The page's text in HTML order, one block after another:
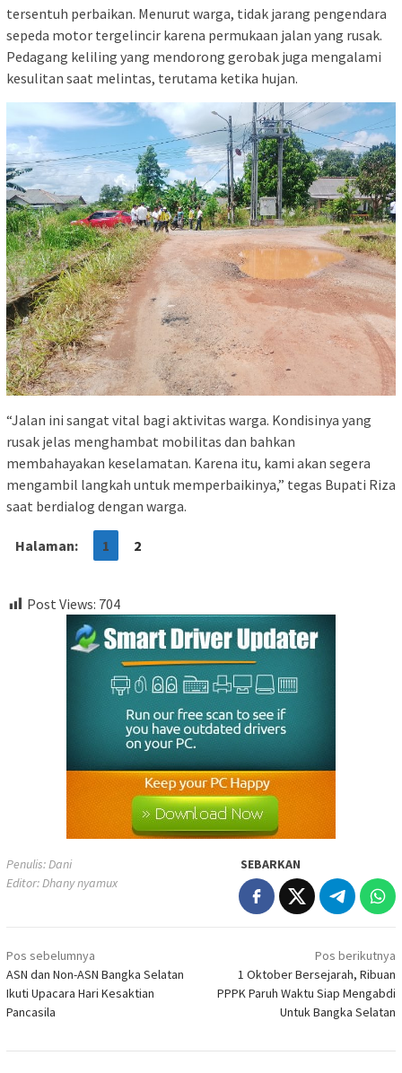
tersentuh perbaikan. Menurut warga, tidak jarang pengendara
sepeda motor tergelincir karena permukaan jalan yang rusak.
Pedagang keliling yang mendorong gerobak juga mengalami
kesulitan saat melintas, terutama ketika hujan.
“Jalan ini sangat vital bagi aktivitas warga. Kondisinya yang
rusak jelas menghambat mobilitas dan bahkan
membahayakan keselamatan. Karena itu, kami akan segera
mengambil langkah untuk memperbaikinya,” tegas Bupati Riza
saat berdialog dengan warga.
Halaman: 1 2
Post Views: 704
Penulis: Dani
Editor: Dhany nyamux
SEBARKAN
Navigasi
pos
Pos sebelumnya
ASN dan Non-ASN Bangka Selatan
Ikuti Upacara Hari Kesaktian
Pancasila
Pos berikutnya
1 Oktober Bersejarah, Ribuan
PPPK Paruh Waktu Siap Mengabdi
Untuk Bangka Selatan